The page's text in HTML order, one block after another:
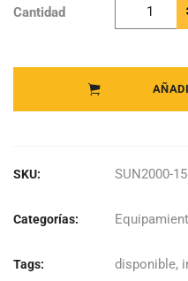
Cantidad
Huawei -
Inversor
SUN2000-
SKU: SUN2000-
Categorías:
Tags: disponible,